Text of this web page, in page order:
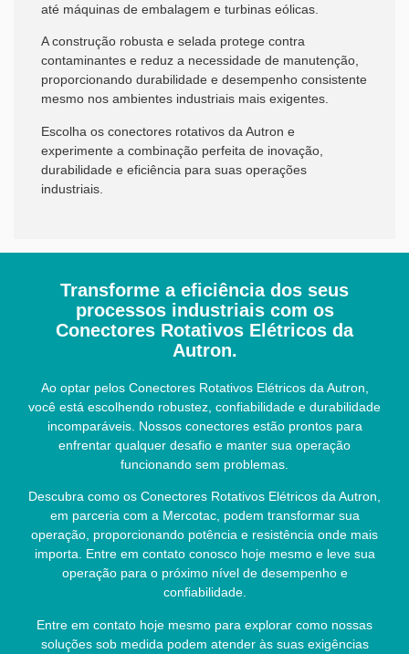
até máquinas de embalagem e turbinas eólicas.
A construção robusta e selada protege contra
contaminantes e reduz a necessidade de manutenção,
proporcionando durabilidade e desempenho consistente
mesmo nos ambientes industriais mais exigentes.
Escolha os conectores rotativos da Autron e
experimente a combinação perfeita de inovação,
durabilidade e eficiência para suas operações
industriais.
Transforme a eficiência dos seus
processos industriais com os
Conectores Rotativos Elétricos da
Autron.
Ao optar pelos Conectores Rotativos Elétricos da Autron,
você está escolhendo robustez, confiabilidade e durabilidade
incomparáveis. Nossos conectores estão prontos para
enfrentar qualquer desafio e manter sua operação
funcionando sem problemas.
Descubra como os Conectores Rotativos Elétricos da Autron,
em parceria com a Mercotac, podem transformar sua
operação, proporcionando potência e resistência onde mais
importa. Entre em contato conosco hoje mesmo e leve sua
operação para o próximo nível de desempenho e
confiabilidade.
Entre em contato hoje mesmo para explorar como nossas
soluções sob medida podem atender às suas exigências